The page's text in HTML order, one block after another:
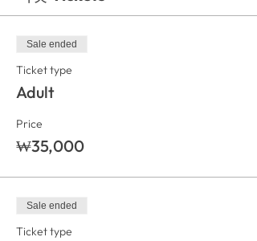
Sale ended
Ticket type
Adult
Price
₩35,000
Sale ended
Ticket type